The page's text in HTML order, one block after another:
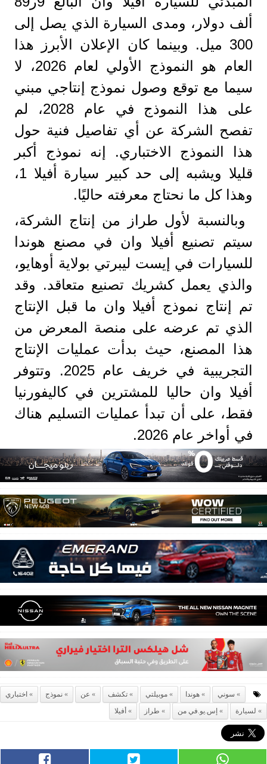
ألف دولار، ومدى السيارة الذي يصل إلى
300 ميل. وبينما كان الإعلان الأبرز هذا
العام هو النموذج الأولي لعام 2026، لا
سيما مع توقع وصول نموذج إنتاجي مبني
على هذا النموذج في عام 2028، لم
تفصح الشركة عن أي تفاصيل فنية حول
هذا النموذج الاختباري. إنه نموذج أكبر
قليلا ويشبه إلى حد كبير سيارة أفيلا 1،
وهذا كل ما نحتاج معرفته حاليًا.
وبالنسبة لأول طراز من إنتاج الشركة،
سيتم تصنيع أفيلا وان في مصنع هوندا
للسيارات في إيست ليبرتي بولاية أوهايو،
والذي يعمل كشريك تصنيع متعاقد. وقد
تم إنتاج نموذج أفيلا وان ما قبل الإنتاج
الذي تم عرضه على منصة المعرض من
هذا المصنع، حيث بدأت عمليات الإنتاج
التجريبية في خريف عام 2025. وتتوفر
أفيلا وان حاليا للمشترين في كاليفورنيا
فقط، على أن تبدأ عمليات التسليم هناك
في أواخر عام 2026.
سوني هوندا موبيلتي تكشف عن نموذج
اختباري
لسيارة
إس.يو.في من طراز أفيلا